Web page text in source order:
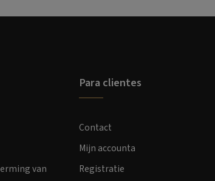
van
Para clientes
Contact
Mijn accounta
Registratie